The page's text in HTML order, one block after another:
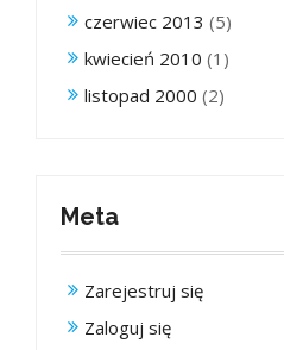
czerwiec 2013 (5)
kwiecień 2010 (1)
listopad 2000 (2)
Meta
Zarejestruj się
Zaloguj się